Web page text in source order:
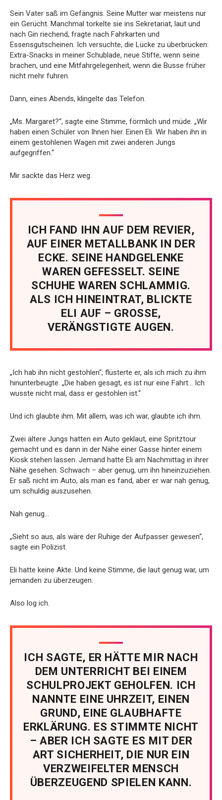
Sein Vater saß im Gefängnis. Seine Mutter war meistens nur
ein Gerücht. Manchmal torkelte sie ins Sekretariat, laut und
nach Gin riechend, fragte nach Fahrkarten und
Essensgutscheinen. Ich versuchte, die Lücke zu überbrücken:
Extra-Snacks in meiner Schublade, neue Stifte, wenn seine
brachen, und eine Mitfahrgelegenheit, wenn die Busse früher
nicht mehr fuhren.
Dann, eines Abends, klingelte das Telefon.
„Ms. Margaret?“, sagte eine Stimme, förmlich und müde. „Wir
haben einen Schüler von Ihnen hier. Einen Eli. Wir haben ihn in
einem gestohlenen Wagen mit zwei anderen Jungs
aufgegriffen.“
Mir sackte das Herz weg.
ICH FAND IHN AUF DEM REVIER,
AUF EINER METALLBANK IN DER
ECKE. SEINE HANDGELENKE
WAREN GEFESSELT. SEINE
SCHUHE WAREN SCHLAMMIG.
ALS ICH HINEINTRAT, BLICKTE
ELI AUF – GROSSE,
VERÄNGSTIGTE AUGEN.
„Ich hab ihn nicht gestohlen“, flüsterte er, als ich mich zu ihm
hinunterbeugte. „Die haben gesagt, es ist nur eine Fahrt… Ich
wusste nicht mal, dass er gestohlen ist.“
Und ich glaubte ihm. Mit allem, was ich war, glaubte ich ihm.
Zwei ältere Jungs hatten ein Auto geklaut, eine Spritztour
gemacht und es dann in der Nähe einer Gasse hinter einem
Kiosk stehen lassen. Jemand hatte Eli am Nachmittag in ihrer
Nähe gesehen. Schwach – aber genug, um ihn hineinzuziehen.
Er saß nicht im Auto, als man es fand, aber er war nah genug,
um schuldig auszusehen.
Nah genug…
„Sieht so aus, als wäre der Ruhige der Aufpasser gewesen“,
sagte ein Polizist.
Eli hatte keine Akte. Und keine Stimme, die laut genug war, um
jemanden zu überzeugen.
Also log ich.
ICH SAGTE, ER HÄTTE MIR NACH
DEM UNTERRICHT BEI EINEM
SCHULPROJEKT GEHOLFEN. ICH
NANNTE EINE UHRZEIT, EINEN
GRUND, EINE GLAUBHAFTE
ERKLÄRUNG. ES STIMMTE NICHT
– ABER ICH SAGTE ES MIT DER
ART SICHERHEIT, DIE NUR EIN
VERZWEIFELTER MENSCH
ÜBERZEUGEND SPIELEN KANN.